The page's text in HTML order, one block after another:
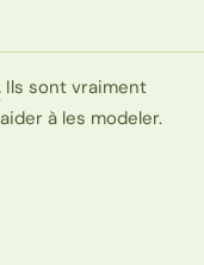
Ils sont vraiment
à les modeler.